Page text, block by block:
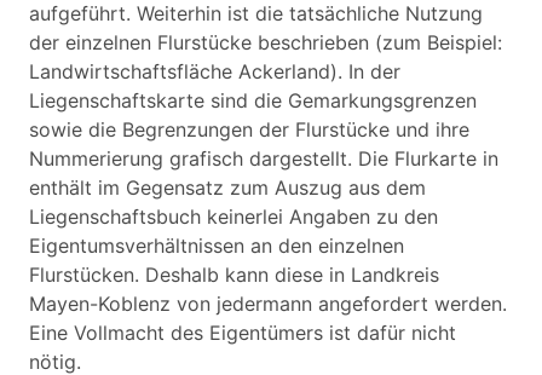
aufgeführt. Weiterhin ist die tatsächliche Nutzung
der einzelnen Flurstücke beschrieben (zum Beispiel:
Landwirtschaftsfläche Ackerland). In der
Liegenschaftskarte sind die Gemarkungsgrenzen
sowie die Begrenzungen der Flurstücke und ihre
Nummerierung grafisch dargestellt. Die Flurkarte in
enthält im Gegensatz zum Auszug aus dem
Liegenschaftsbuch keinerlei Angaben zu den
Eigentumsverhältnissen an den einzelnen
Flurstücken. Deshalb kann diese in Landkreis
Mayen-Koblenz von jedermann angefordert werden.
Eine Vollmacht des Eigentümers ist dafür nicht
nötig.